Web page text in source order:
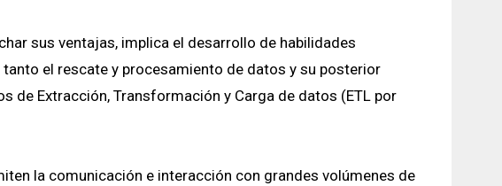
sus ventajas, implica el desarrollo de habilidades
el rescate y procesamiento de datos y su posterior
de Extracción, Transformación y Carga de datos (ETL por
la comunicación e interacción con grandes volúmenes de